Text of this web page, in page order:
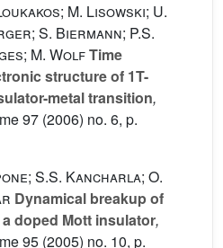
M. Lisowski; U.
S. Biermann; P.S.
M. WolfTime
structure of 1T-
metal transition,
97 (2006) no. 6, p.
S.S. Kancharla; O.
Dynamical breakup of
doped Mott insulator,
95 (2005) no. 10, p.